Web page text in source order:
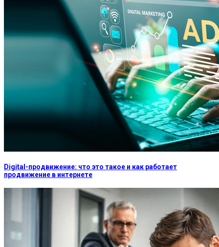
Digital-продвижение: что это такое и как работает
продвижение в интернете